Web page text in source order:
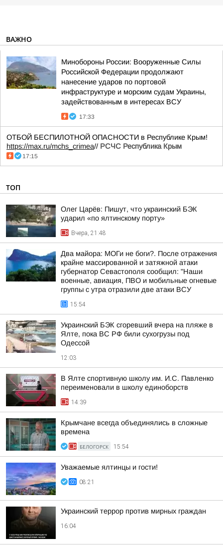
ВАЖНО
Минобороны России: Вооруженные Силы
Российской Федерации продолжают
нанесение ударов по портовой
инфраструктуре и морским судам Украины,
задействованным в интересах ВСУ
17:33
ОТБОЙ БЕСПИЛОТНОЙ ОПАСНОСТИ в Республике Крым!
https://max.ru/mchs_crimea// РСЧС Республика Крым
17:15
ТОП
Олег Царёв: Пишут, что украинский БЭК
ударил «по ялтинскому порту»
Вчера, 21:48
Два майора: МОГи не боги?. После отражения
крайне массированной и затяжной атаки
губернатор Севастополя сообщил: "Наши
военные, авиация, ПВО и мобильные огневые
группы с утра отразили две атаки ВСУ
15:54
Украинский БЭК сгоревший вчера на пляже в
Ялте, пока ВС РФ били сухогрузы под
Одессой
12:03
В Ялте спортивную школу им. И.С. Павленко
переименовали в школу единоборств
14:39
Крымчане всегда объединялись в сложные
времена
БЕЛОГОРСК 15:54
Уважаемые ялтинцы и гости!
08:21
Украинский террор против мирных граждан
16:04